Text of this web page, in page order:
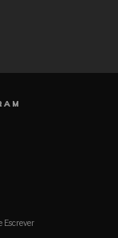
Escrever